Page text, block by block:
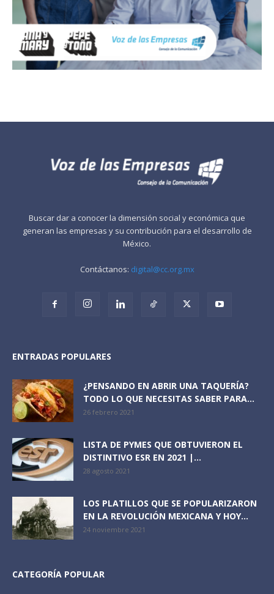
Buscar dar a conocer la dimensión social y económica que
generan las empresas y su contribución para el desarrollo de
México.
Contáctanos: digital@cc.org.mx
ENTRADAS POPULARES
¿PENSANDO EN ABRIR UNA TAQUERÍA?
TODO LO QUE NECESITAS SABER PARA...
26 febrero 2021
LISTA DE PYMES QUE OBTUVIERON EL
DISTINTIVO ESR EN 2021 |...
28 agosto 2021
LOS PLATILLOS QUE SE POPULARIZARON
EN LA REVOLUCIÓN MEXICANA Y HOY...
24 noviembre 2021
CATEGORÍA POPULAR